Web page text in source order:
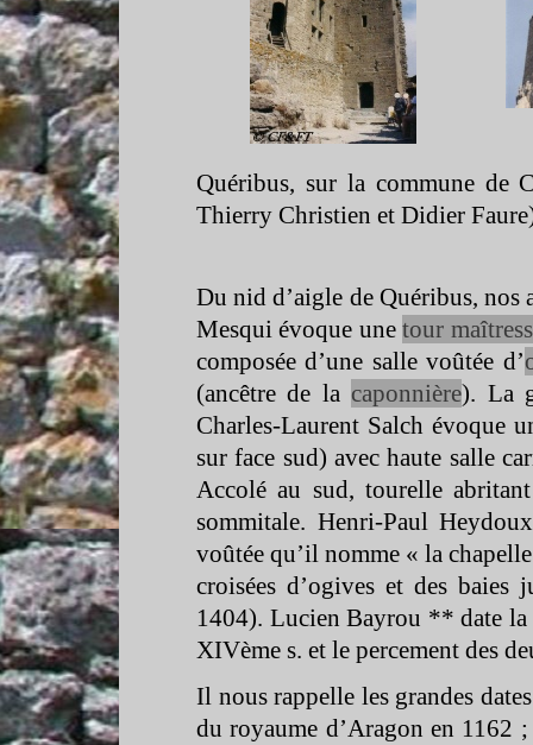
Quéribus, sur la commune de
Thierry Christien et Didier
Du nid d’aigle de Quéribus, nos
Mesqui évoque unetour
composée d’une salle voûtée d’
(ancêtre de la caponnière). La
Charles-Laurent Salch évoque
sur face sud) avec haute salle
Accolé au sud, tourelle
sommitale. Henri-Paul
voûtée qu’il nomme « la
croisées d’ogives et des baies
1404). Lucien Bayrou ** date
XIVème s. et le percement des
Il nous rappelle les grandes
du royaume d’Aragon en 1162